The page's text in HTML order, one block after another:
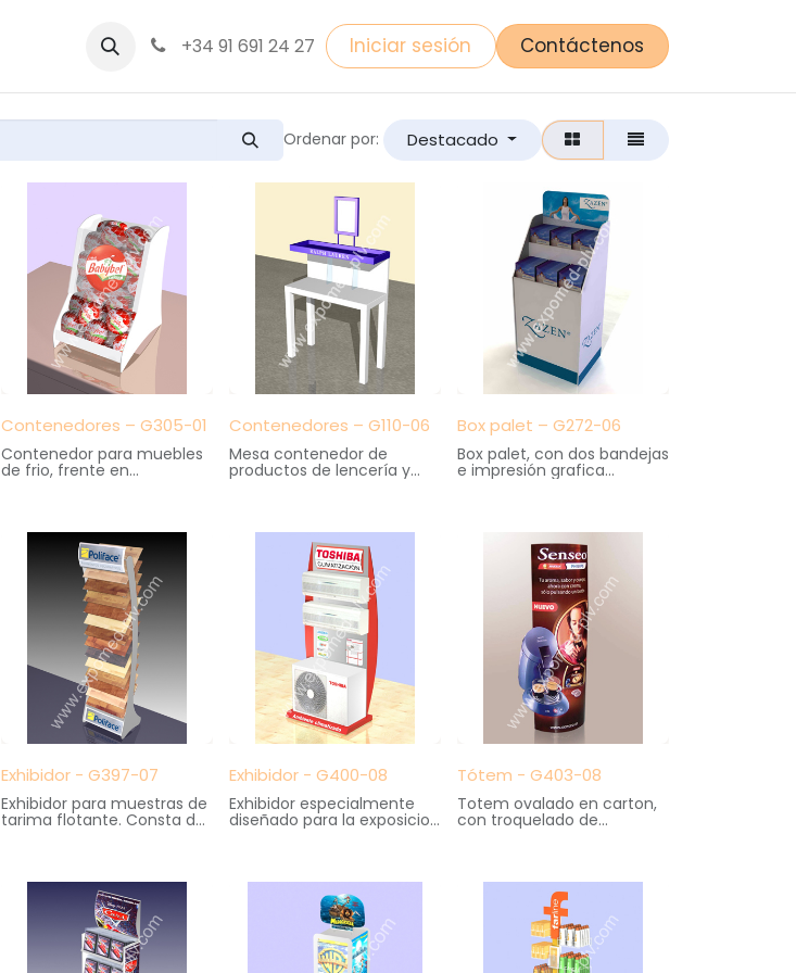
+34 91 691 24 27 Iniciar sesión Contáctenos
Ordenar por: Destacado
Contenedores – G305-01
Contenedor para muebles
de frio, frente en
cm. fondo X 23 cm. altura
Contenedores – G110-06
Mesa contenedor de
productos de lencería y
corsetería. Elaborado en
40 cm. fondo X 120 cm.
Box palet – G272-06
Box palet, con dos bandejas
e impresión grafica
Medidas: 60 cm. ancho X
Exhibidor - G397-07
Exhibidor para muestras de
tarima flotante. Consta de
Medidas: 53 cm. ancho X
40 cm. fondo X 201 cm.
Exhibidor - G400-08
Exhibidor especialmente
diseñado para la exposicion
de equipos domesticos de
55 cm. fondo X 210 cm.
Tótem - G403-08
Totem ovalado en carton,
con troquelado de
cafetera en volumen.
Medidas: 70 cm. ancho X
25 cm. fondo X 180 cm.